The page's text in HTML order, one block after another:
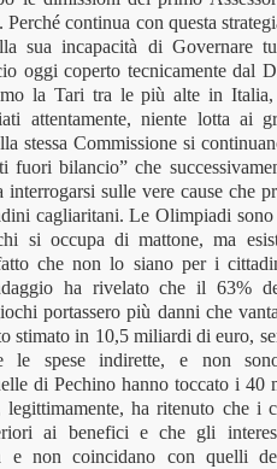
Perché continua con questa
sua incapacità di Governare
oggi coperto tecnicamente dal
la Tari tra le più alte in
attentamente, niente lotta ai
stessa Commissione si
fuori bilancio” che
interrogarsi sulle vere cause che
cagliaritani. Le Olimpiadi sono
si occupa di mattone, ma
che non lo siano per i
ha rivelato che il 63%
portassero più danni che
stimato in 10,5 miliardi di euro,
le spese indirette, e non
di Pechino hanno toccato i 40
ha ritenuto che i
ai benefici e che gli
e non coincidano con quelli